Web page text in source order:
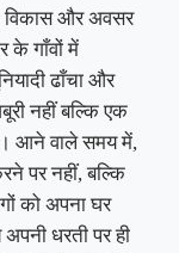
विकास और अवसर
के गाँवों में
ढाँचा और
नहीं बल्कि एक
आने वाले समय में,
पर नहीं, बल्कि
को अपना घर
धरती पर ही